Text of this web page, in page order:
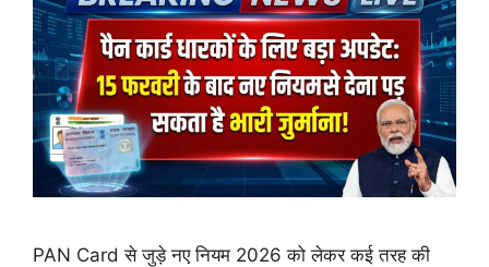
PAN Card से जुड़े नए नियम 2026 को लेकर कई तरह की